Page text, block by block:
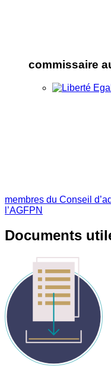
commissaire
membres du Conseil
l’AGFPN
Documents